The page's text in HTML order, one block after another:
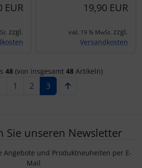
EUR
zzgl.
19,90 EUR
inkl. 19 % MwSt. zzgl.
Versandkosten
48(von insgesamt 48Artikeln)
1 2 3
Sie unseren Newsletter
Angebote und Produktneuheiten per E-
Mail